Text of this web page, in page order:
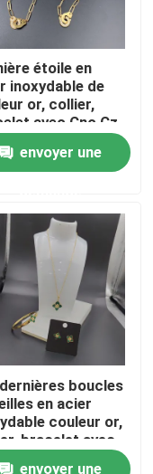
étoile en
inoxydable de
or, collier,
avec Cnc Cz
femme
envoyer une
boucles
en acier
couleur or,
bracelet avec
verte pour
envoyer une